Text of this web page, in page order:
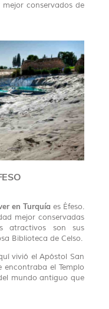
conservados de
en Turquía es Éfeso.
mejor conservadas
atractivos son sus
Biblioteca de Celso.
vivió el Apóstol San
el Templo
mundo antiguo que